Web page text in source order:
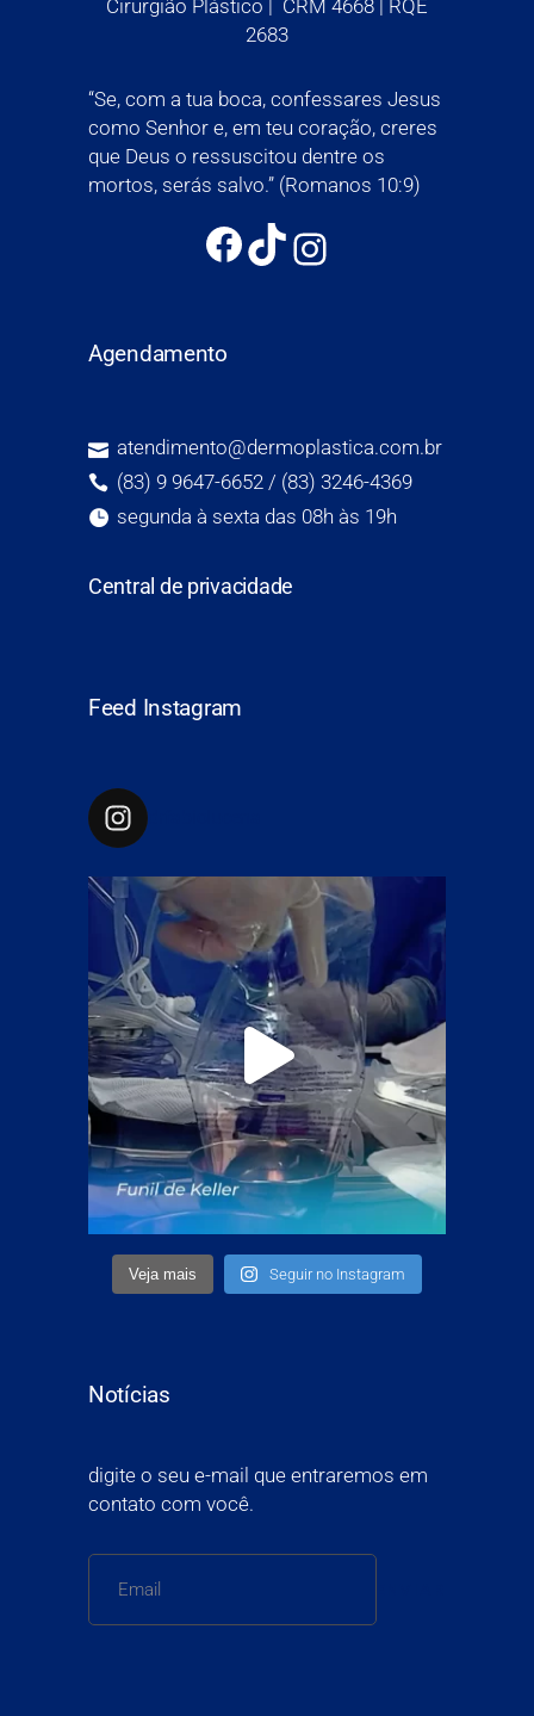
Cirurgião Plástico | CRM 4668 | RQE
2683
“Se, com a tua boca, confessares Jesus
como Senhor e, em teu coração, creres
que Deus o ressuscitou dentre os
mortos, serás salvo.” (Romanos 10:9)
Agendamento
atendimento@dermoplastica.com.br
(83) 9 9647-6652 / (83) 3246-4369
segunda à sexta das 08h às 19h
Central de privacidade
Feed Instagram
Veja mais Seguir no Instagram
Notícias
digite o seu e-mail que entraremos em
contato com você.